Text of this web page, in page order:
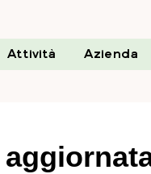
Attività Azienda